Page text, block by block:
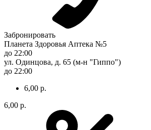
Забронировать
Планета Здоровья Аптека №5
до 22:00
ул. Одинцова, д. 65 (м-н "Гиппо")
до 22:00
6,00 р.
6,00 р.